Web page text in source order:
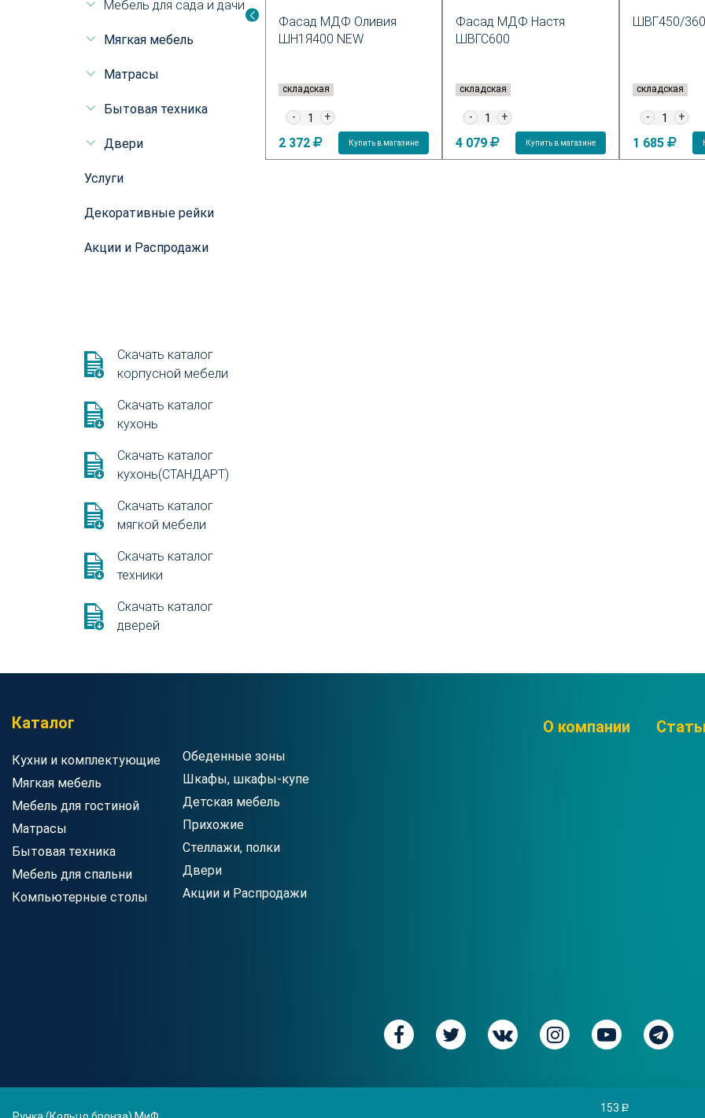
Мебель для сада и дачи
Мягкая мебель
Матрасы
Бытовая техника
Двери
Услуги
Декоративные рейки
Акции и Распродажи
Скачать каталог
корпусной мебели
Скачать каталог
кухонь
Скачать каталог
кухонь(СТАНДАРТ)
Скачать каталог
мягкой мебели
Скачать каталог
техники
Скачать каталог
дверей
ШП800
- +
9 750
Фасад МДФ Оливия
ШН1Я400 NEW
складская
- +
2 372 Купить в магазине
Фасад МДФ Настя
ШВГС600
складская
- +
4 079 Купить в магазине
ШВГ450/360
складская
- +
1 685
Каталог
Кухни и комплектующие
Мягкая мебель
Мебель для гостиной
Матрасы
Бытовая техника
Мебель для спальни
Компьютерные столы
Обеденные зоны
Шкафы, шкафы-купе
Детская мебель
Прихожие
Стеллажи, полки
Двери
Акции и Распродажи
О компании
© Federal furniture operator «NIKAMEB». Все права защищены
153 P